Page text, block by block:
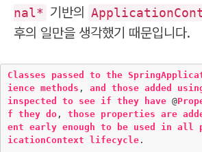
nal* 기반의
후의 일만을 생각했기 때문입니다.
Classes passed to the
ience methods , and those added
inspected
to see if they have @
f they do , those properties are
ent early enough to be used in all
icationContext lifecycle .